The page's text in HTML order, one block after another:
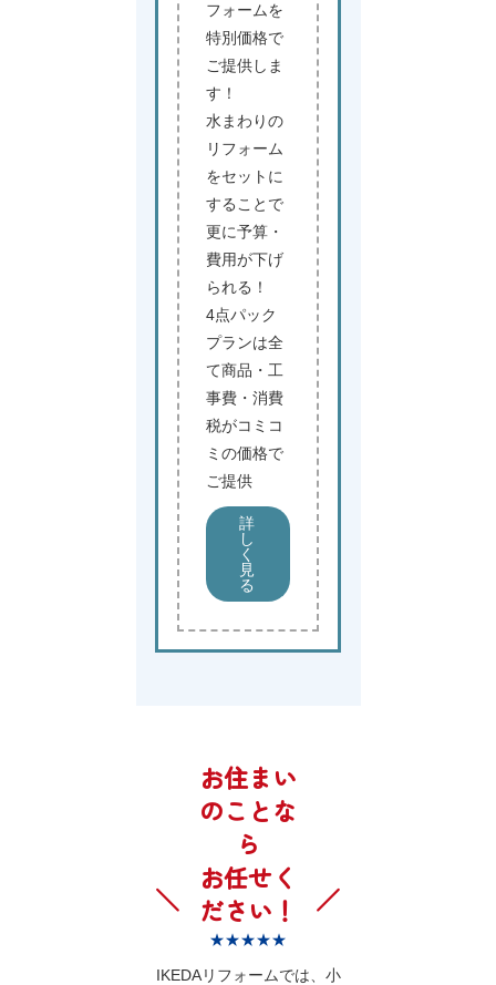
フォームを
特別価格で
ご提供しま
す！
水まわりの
リフォーム
をセットに
することで
更に予算・
費用が下げ
られる！
4点パック
プランは全
て商品・工
事費・消費
税がコミコ
ミの価格で
ご提供
詳
し
く
見
る
お住まい
のことな
ら
お任せく
ださい！
★★★★★
IKEDAリフォームでは、小